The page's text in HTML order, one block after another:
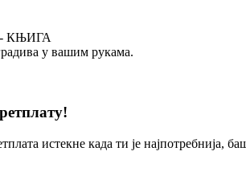
КЊИГА
у вашим рукама.
истекне када ти је најпотребнија,